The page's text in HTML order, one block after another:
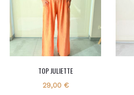
TOP JULIETTE
29,00 €